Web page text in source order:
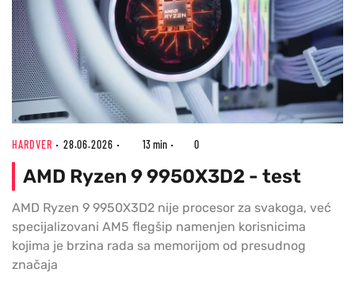
HARDVER 28.06.2026 13 min 0
AMD Ryzen 9 9950X3D2 - test
AMD Ryzen 9 9950X3D2 nije procesor za svakoga, već
specijalizovani AM5 flegšip namenjen korisnicima
kojima je brzina rada sa memorijom od presudnog
značaja